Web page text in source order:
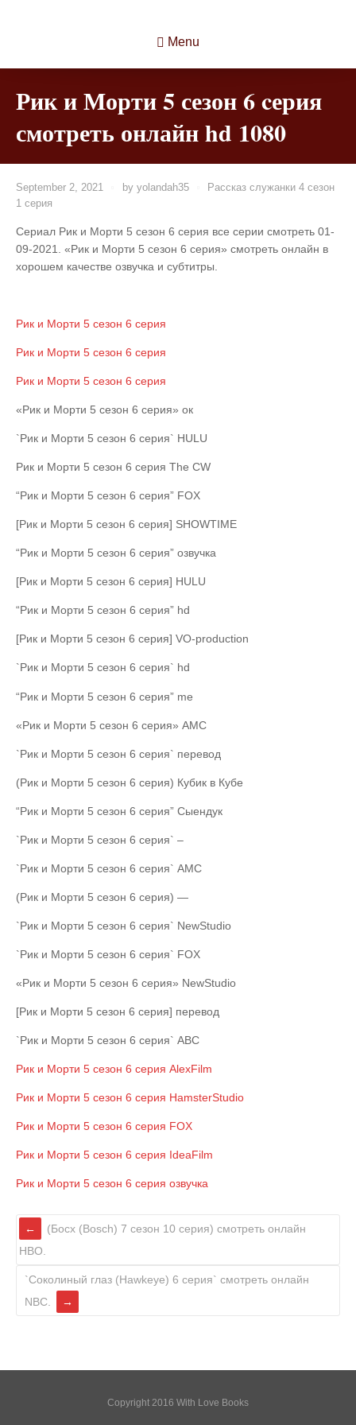
Menu
Рик и Морти 5 сезон 6 cерия
смотреть онлайн hd 1080
September 2, 2021 by yolandah35
Рассказ служанки 4 сезон
1 серия
Сериал Рик и Морти 5 сезон 6 cерия все серии смотреть 01-
09-2021. «Рик и Морти 5 сезон 6 cерия» смотреть онлайн в
хорошем качестве озвучка и субтитры.
Рик и Морти 5 сезон 6 cерия
Рик и Морти 5 сезон 6 cерия
Рик и Морти 5 сезон 6 cерия
«Рик и Морти 5 сезон 6 cерия» ок
`Рик и Морти 5 сезон 6 cерия` HULU
Рик и Морти 5 сезон 6 cерия The CW
“Рик и Морти 5 сезон 6 cерия” FOX
[Рик и Морти 5 сезон 6 cерия] SHOWTIME
“Рик и Морти 5 сезон 6 cерия” озвучка
[Рик и Морти 5 сезон 6 cерия] HULU
“Рик и Морти 5 сезон 6 cерия” hd
[Рик и Морти 5 сезон 6 cерия] VO-production
`Рик и Морти 5 сезон 6 cерия` hd
“Рик и Морти 5 сезон 6 cерия” me
«Рик и Морти 5 сезон 6 cерия» AMC
`Рик и Морти 5 сезон 6 cерия` перевод
(Рик и Морти 5 сезон 6 cерия) Кубик в Кубе
“Рик и Морти 5 сезон 6 cерия” Сыендук
`Рик и Морти 5 сезон 6 cерия` –
`Рик и Морти 5 сезон 6 cерия` AMC
(Рик и Морти 5 сезон 6 cерия) —
`Рик и Морти 5 сезон 6 cерия` NewStudio
`Рик и Морти 5 сезон 6 cерия` FOX
«Рик и Морти 5 сезон 6 cерия» NewStudio
[Рик и Морти 5 сезон 6 cерия] перевод
`Рик и Морти 5 сезон 6 cерия` ABC
Рик и Морти 5 сезон 6 cерия AlexFilm
Рик и Морти 5 сезон 6 cерия HamsterStudio
Рик и Морти 5 сезон 6 cерия FOX
Рик и Морти 5 сезон 6 cерия IdeaFilm
Рик и Морти 5 сезон 6 cерия озвучка
(Босх (Bosch) 7 сезон 10 серия) смотреть онлайн
HBO.
`Соколиный глаз (Hawkeye) 6 серия` смотреть онлайн
NBC.
Copyright 2016 With Love Books